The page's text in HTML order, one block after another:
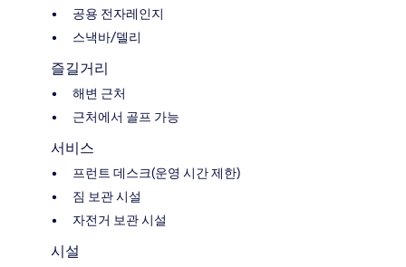
공용 전자레인지
스낵바/델리
즐길거리
해변 근처
근처에서 골프 가능
서비스
프런트 데스크(운영 시간 제한)
짐 보관 시설
자전거 보관 시설
시설